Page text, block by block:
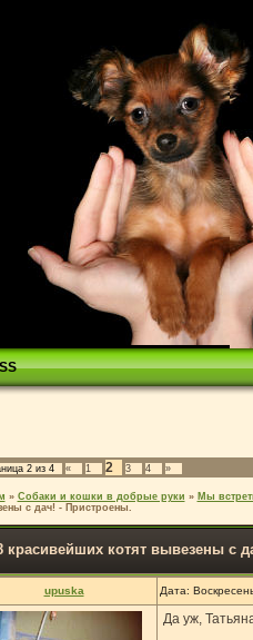
2из 4 « 1 2 3 4 »
» Собаки и кошки в добрые руки » Мы
с дач! - Пристроены.
красивейших котят вывезены с
upuska Дата:
Да уж,